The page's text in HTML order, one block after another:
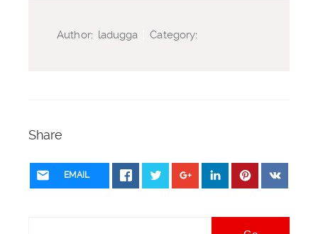
Author: ladugga |Category:
Share
EMAIL